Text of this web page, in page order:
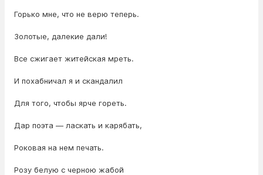
Горько мне, что не верю теперь.
Золотые, далекие дали!
Все сжигает житейская мреть.
И похабничал я и скандалил
Для того, чтобы ярче гореть.
Дар поэта — ласкать и карябать,
Роковая на нем печать.
Розу белую с черною жабой